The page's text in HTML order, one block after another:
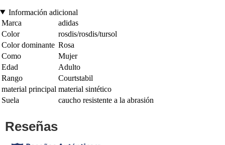
Información adicional
Marca
adidas
Color
rosdis/rosdis/tursol
Color dominante Rosa
Como
Mujer
Edad
Adulto
Rango
Courtstabil
material principal material sintético
Suela
caucho resistente a la abrasión